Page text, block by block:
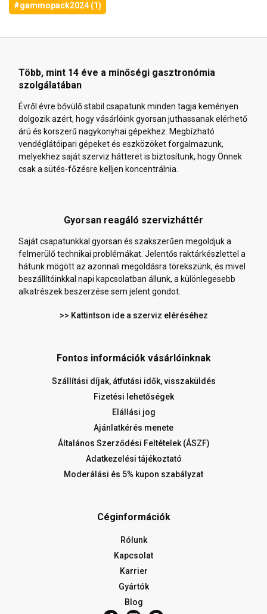
#gammopack2024 (1)
Több, mint 14 éve a minőségi gasztronómia
szolgálatában
Évről évre bővülő stabil csapatunk minden tagja keményen
dolgozik azért, hogy vásárlóink gyorsan juthassanak elérhető
árú és korszerű nagykonyhai gépekhez. Megbízható
vendéglátóipari gépeket és eszközöket forgalmazunk,
melyekhez saját szerviz hátteret is biztosítunk, hogy Önnek
csak a sütés-főzésre kelljen koncentrálnia.
Gyorsan reagáló szervizháttér
Saját csapatunkkal gyorsan és szakszerűen megoldjuk a
felmerülő technikai problémákat. Jelentős raktárkészlettel a
hátunk mögött az azonnali megoldásra törekszünk, és mivel
beszállítóinkkal napi kapcsolatban állunk, a különlegesebb
alkatrészek beszerzése sem jelent gondot.
>> Kattintson ide a szerviz eléréséhez
Fontos információk vásárlóinknak
Szállítási díjak, átfutási idők, visszaküldés
Fizetési lehetőségek
Elállási jog
Ajánlatkérés menete
Általános Szerződési Feltételek (ÁSZF)
Adatkezelési tájékoztató
Moderálási és 5% kupon szabályzat
Céginformációk
Rólunk
Kapcsolat
Karrier
Gyártók
Blog